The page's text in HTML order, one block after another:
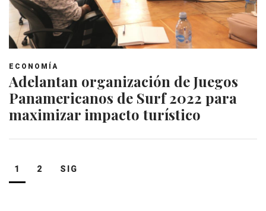
ECONOMÍA
Adelantan organización de Juegos
Panamericanos de Surf 2022 para
maximizar impacto turístico
Navegación
de
1 2 SIG